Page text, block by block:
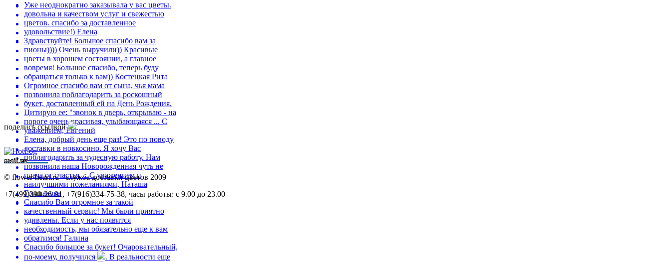
Уже неоднократно заказывала у вас цветы.
довольна и качеством услуг и свежестью
цветов. спасибо за доставленное
удовольствие!) Елена
Здравствуйте! Большое спасибо вам за
пионы)))) Очень выручили)) Красивые
цветы в хорошем состоянии, а главное
вовремя! Большое спасибо, теперь буду
обращаться только к вам)) Костецкая Рита
Огромное спасибо вам от сына, чья мама
позвонила поблагодарить за роскошный
букет, доставленный ей на День Рождения.
Цитирую ее: "звонок в дверь, открываю - на
пороге очень красивая, улыбающаяся ... С
уважением, Евгений
Елена, добрый день еще раз! Это по поводу
доставки в новкосино. Я хочу Вас
поблагодарить за чудесную работу. Нам
позвонила наша Новорожденная чуть не
плача от счастья ... С уважением и
наилучшими пожеланиями, Наташа
Гришакова
Спасибо Вам огромное за такой
качественный сервис! Мы были приятно
удивлены. Если у нас появится
необходимость, мы обязательно еще к вам
обратимся! Галина
Спасибо большое за букет! Очаровательный,
по-моему, получился
. В реальности еще
поделись ссылкой
© flower-heart.ru - служба доставки цветов 2009
+7(499)390-26-91, +7(916)334-75-38, часы работы: с 9.00 до 23.00